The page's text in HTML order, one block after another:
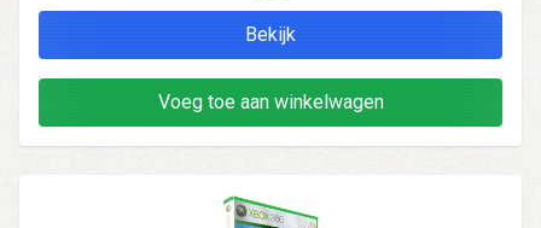
Bekijk
Voeg toe aan winkelwagen